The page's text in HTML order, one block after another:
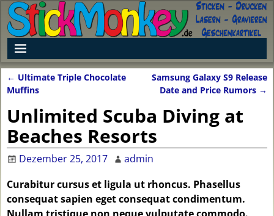
Artikelnavigation
← Ultimate Triple Chocolate
Muffins
Samsung Galaxy S9 Release
Date and Price Rumors →
Unlimited Scuba Diving at
Beaches Resorts
Dezember 25, 2017
admin
Curabitur cursus et ligula ut rhoncus. Phasellus
consequat sapien eget consequat condimentum.
Nullam tristique non neque vulputate commodo.